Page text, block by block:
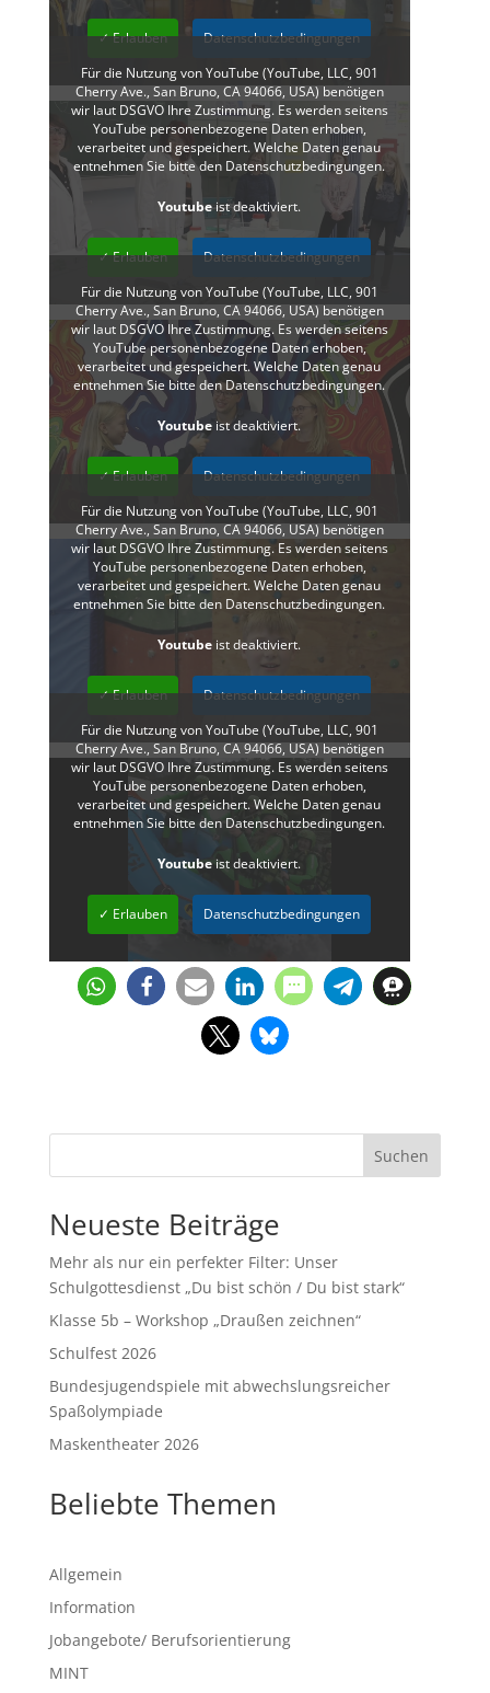
✓ Erlauben
Datenschutzbedingungen
Für die Nutzung von YouTube (YouTube, LLC, 901
Cherry Ave., San Bruno, CA 94066, USA) benötigen
wir laut DSGVO Ihre Zustimmung. Es werden seitens
YouTube personenbezogene Daten erhoben,
verarbeitet und gespeichert. Welche Daten genau
entnehmen Sie bitte den Datenschutzbedingungen.
Youtubeist deaktiviert.
✓ Erlauben
Datenschutzbedingungen
Für die Nutzung von YouTube (YouTube, LLC, 901
Cherry Ave., San Bruno, CA 94066, USA) benötigen
wir laut DSGVO Ihre Zustimmung. Es werden seitens
YouTube personenbezogene Daten erhoben,
verarbeitet und gespeichert. Welche Daten genau
entnehmen Sie bitte den Datenschutzbedingungen.
Youtube ist deaktiviert.
✓ Erlauben
Datenschutzbedingungen
Für die Nutzung von YouTube (YouTube, LLC, 901
Cherry Ave., San Bruno, CA 94066, USA) benötigen
wir laut DSGVO Ihre Zustimmung. Es werden seitens
YouTube personenbezogene Daten erhoben,
verarbeitet und gespeichert. Welche Daten genau
entnehmen Sie bitte den Datenschutzbedingungen.
Youtube ist deaktiviert.
✓ Erlauben
Datenschutzbedingungen
Für die Nutzung von YouTube (YouTube, LLC, 901
Cherry Ave., San Bruno, CA 94066, USA) benötigen
wir laut DSGVO Ihre Zustimmung. Es werden seitens
YouTube personenbezogene Daten erhoben,
verarbeitet und gespeichert. Welche Daten genau
entnehmen Sie bitte den Datenschutzbedingungen.
Youtube ist deaktiviert.
✓ Erlauben Datenschutzbedingungen
Suchen
Neueste Beiträge
Mehr als nur ein perfekter Filter: Unser
Schulgottesdienst „Du bist schön / Du bist stark“
Klasse 5b – Workshop „Draußen zeichnen“
Schulfest 2026
Bundesjugendspiele mit abwechslungsreicher
Spaßolympiade
Maskentheater 2026
Beliebte Themen
Allgemein
Information
Jobangebote/ Berufsorientierung
MINT